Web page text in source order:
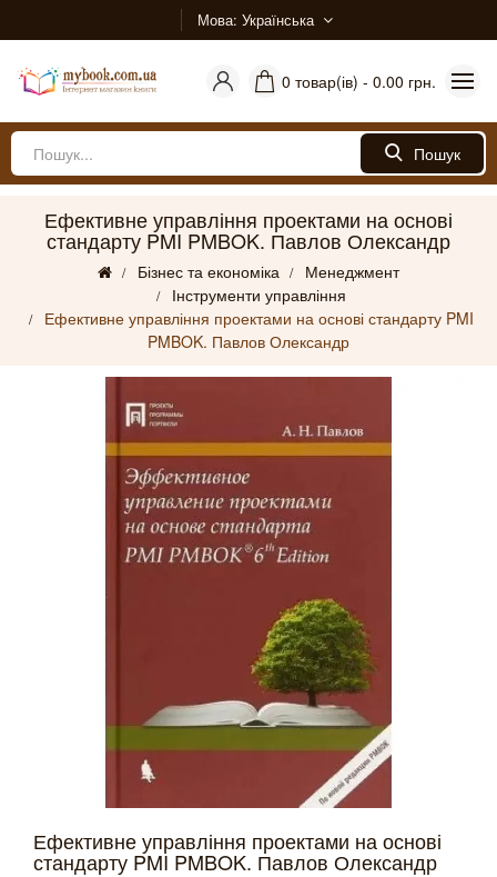
Мова Українська
0 товар(ів) - 0.00 грн.
Пошук
Ефективне управління проектами на основі
стандарту PMI PMBOK. Павлов Олександр
Бізнес та економіка
Менеджмент
Інструменти управління
Ефективне управління проектами на основі стандарту PMI
PMBOK. Павлов Олександр
Ефективне управління проектами на основі
стандарту PMI PMBOK. Павлов Олександр